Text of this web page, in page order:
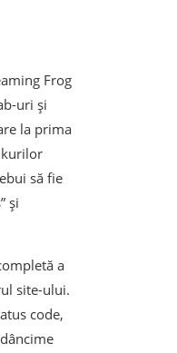
Frog
uri și
la prima
să fie
și
a
site-ului.
code,